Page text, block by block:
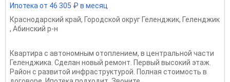
Ипотека от 46 305 ₽ в месяц
Краснодарский край, Городской округ Геленджик, Геленджик
, Абинский р-н
Квартира с автономным отоплением, в центральной части
Геленджика. Сделан новый ремонт. Первый высокий этаж.
Район с развитой инфраструктурой. Полная стоимость в